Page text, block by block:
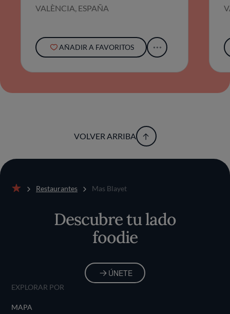
VALÈNCIA, ESPAÑA
AÑADIR A FAVORITOS
VOLVER ARRIBA
Restaurantes Mas Blayet
Descubre tu lado
foodie
ÚNETE
EXPLORAR POR
MAPA